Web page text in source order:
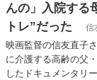
んの」入院する
トレ”だった
信
映画監督の信友直子
に介護する高齢の父
したドキュメンタリ